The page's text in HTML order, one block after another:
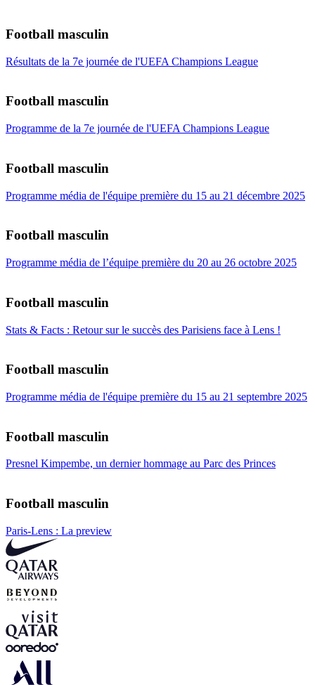
Football masculin
Résultats de la 7e journée de l'UEFA Champions League
Football masculin
Programme de la 7e journée de l'UEFA Champions League
Football masculin
Programme média de l'équipe première du 15 au 21 décembre 2025
Football masculin
Programme média de l’équipe première du 20 au 26 octobre 2025
Football masculin
Stats & Facts : Retour sur le succès des Parisiens face à Lens !
Football masculin
Programme média de l'équipe première du 15 au 21 septembre 2025
Football masculin
Presnel Kimpembe, un dernier hommage au Parc des Princes
Football masculin
Paris-Lens : La preview